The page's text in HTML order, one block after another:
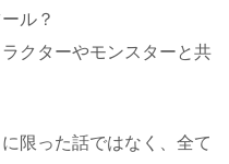
ル？
クターやモンスターと共
限った話ではなく、全て